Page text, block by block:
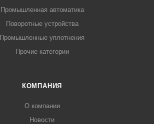
Промышленная автоматика
Поворотные устройства
Промышленные уплотнения
Прочие категории
КОМПАНИЯ
О компании
Новости